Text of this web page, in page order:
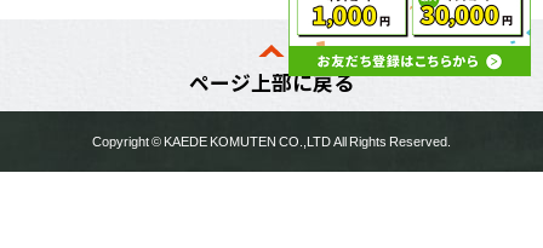
ページ上部に戻る
Copyright ©KAEDE KOMUTENCO.,LTD All Rights Reserved.